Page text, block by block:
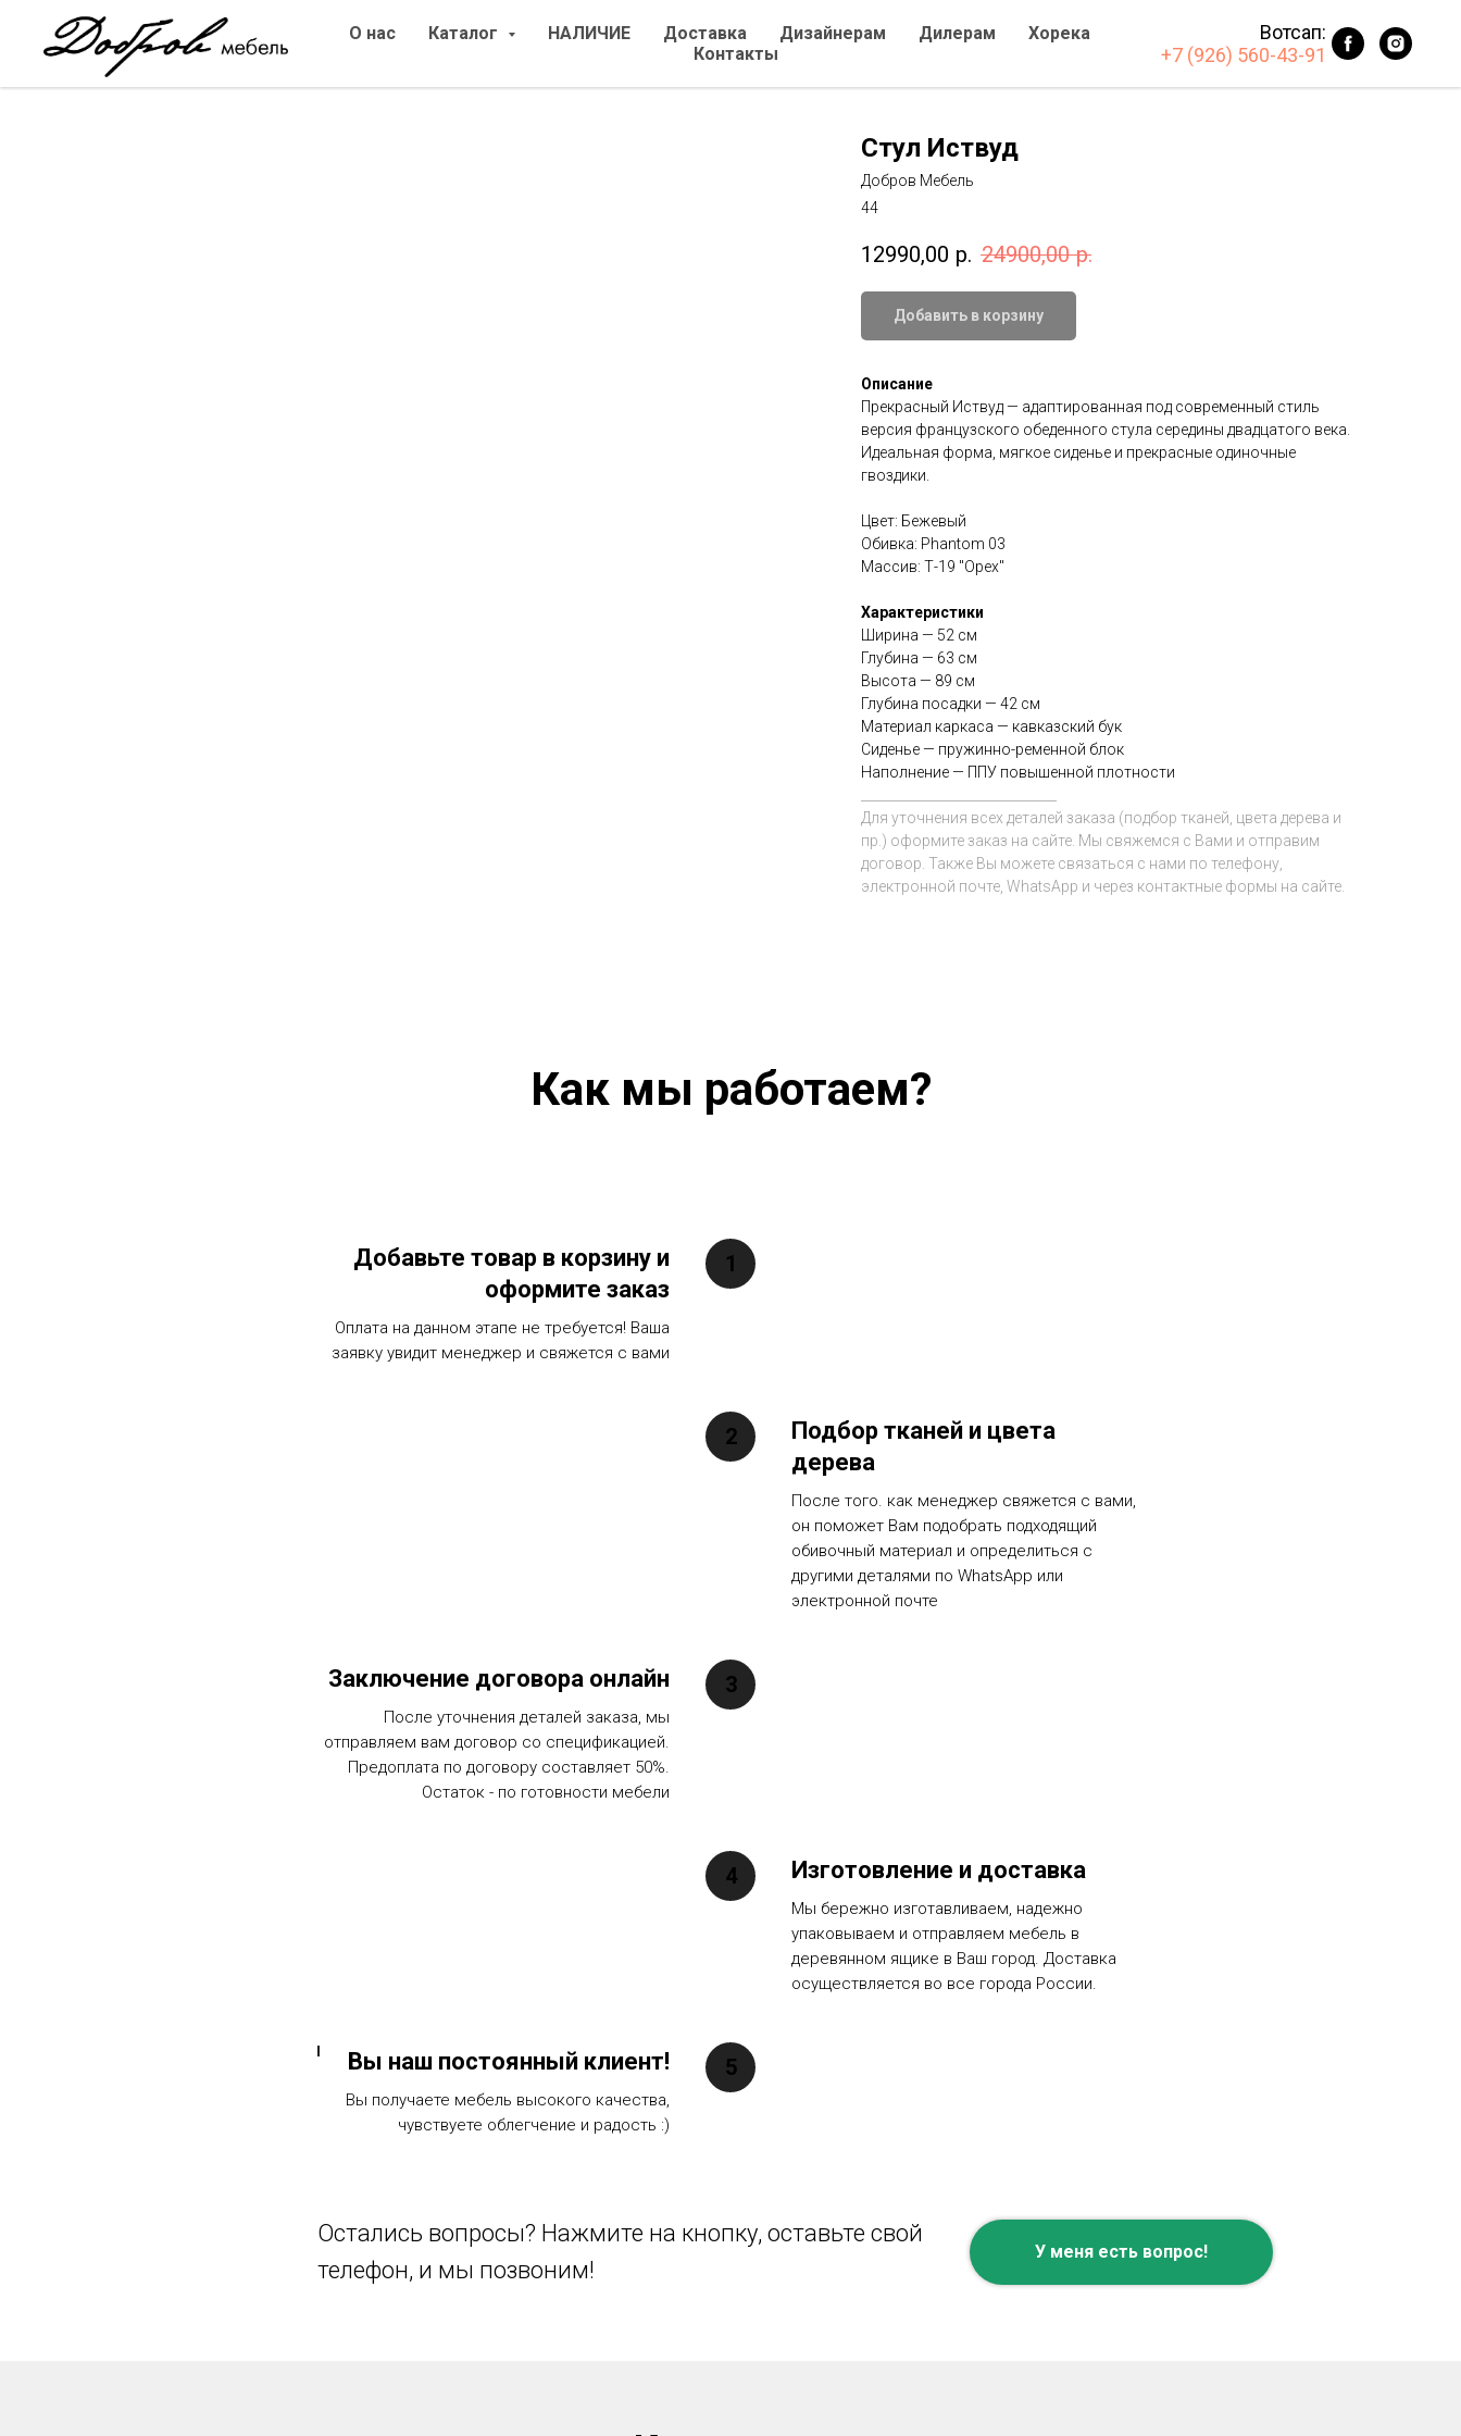
О нас Каталог НАЛИЧИЕ Доставка Дизайнерам Дилерам
Хорека
Контакты
Вотсап:
+7 (926) 560-43-91
Стул Иствуд
Добров Мебель
44
12990,00 р. 24900,00 р.
Добавить в корзину
Описание
Прекрасный Иствуд — адаптированная под современный стиль
версия французского обеденного стула середины двадцатого века.
Идеальная форма, мягкое сиденье и прекрасные одиночные
гвоздики.
Цвет: Бежевый
Обивка: Phantom 03
Массив: Т-19 "Орех"
Характеристики
Ширина — 52 см
Глубина — 63 см
Высота — 89 см
Глубина посадки — 42 см
Материал каркаса — кавказский бук
Сиденье — пружинно-ременной блок
Наполнение — ППУ повышенной плотности
Для уточнения всех деталей заказа (подбор тканей, цвета дерева и
пр.) оформите заказ на сайте. Мы свяжемся с Вами и отправим
договор. Также Вы можете связаться с нами по телефону,
электронной почте, WhatsApp и через контактные формы на сайте.
Как мы работаем?
Добавьте товар в корзину и
оформите заказ
Оплата на данном этапе не требуется! Ваша
заявку увидит менеджер и свяжется с вами
Подбор тканей и цвета
дерева
После того. как менеджер свяжется с вами,
он поможет Вам подобрать подходящий
обивочный материал и определиться с
другими деталями по WhatsApp или
электронной почте
Заключение договора онлайн
После уточнения деталей заказа, мы
отправляем вам договор со спецификацией.
Предоплата по договору составляет 50%.
Остаток - по готовности мебели
Изготовление и доставка
Мы бережно изготавливаем, надежно
упаковываем и отправляем мебель в
деревянном ящике в Ваш город. Доставка
осуществляется во все города России.
Вы наш постоянный клиент!
Вы получаете мебель высокого качества,
чувствуете облегчение и радость :)
Остались вопросы? Нажмите на кнопку, оставьте свой
телефон, и мы позвоним!
У меня есть вопрос!